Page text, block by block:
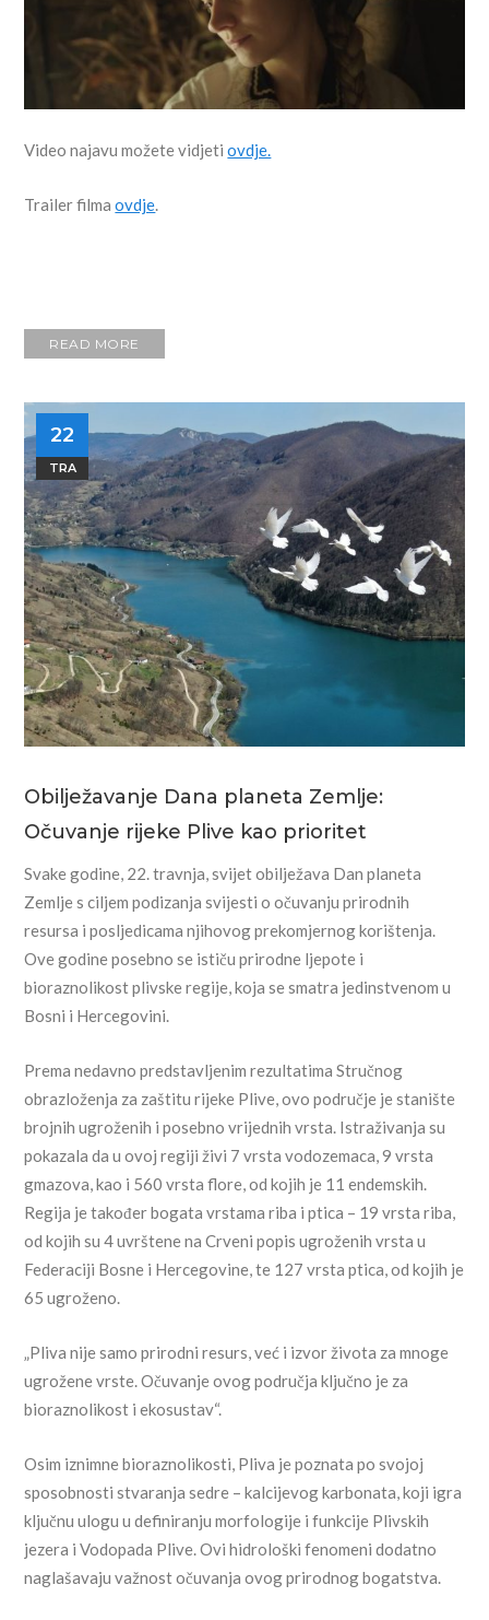
Video najavu možete vidjetiovdje.
Trailer filmaovdje
READ MORE
22
TRA
Obilježavanje Dana planeta Zemlje:
Očuvanje rijeke Plive kao prioritet
Svake godine, 22. travnja, svijet obilježava Dan planeta
Zemlje s ciljem podizanja svijesti o očuvanju prirodnih
resursa i posljedicama njihovog prekomjernog korištenja.
Ove godine posebno se ističu prirodne ljepote i
bioraznolikost plivske regije, koja se smatra jedinstvenom u
Bosni i Hercegovini.
Prema nedavno predstavljenim rezultatima Stručnog
obrazloženja za zaštitu rijeke Plive, ovo područje je stanište
brojnih ugroženih i posebno vrijednih vrsta. Istraživanja su
pokazala da u ovoj regiji živi 7 vrsta vodozemaca, 9 vrsta
gmazova, kao i 560 vrsta flore, od kojih je 11 endemskih.
Regija je također bogata vrstama riba i ptica – 19 vrsta riba,
od kojih su 4 uvrštene na Crveni popis ugroženih vrsta u
Federaciji Bosne i Hercegovine, te 127 vrsta ptica, od kojih je
65 ugroženo.
„Pliva nije samo prirodni resurs, već i izvor života za mnoge
ugrožene vrste. Očuvanje ovog područja ključno je za
bioraznolikost i ekosustav“.
Osim iznimne bioraznolikosti, Pliva je poznata po svojoj
sposobnosti stvaranja sedre – kalcijevog karbonata, koji igra
ključnu ulogu u definiranju morfologije i funkcije Plivskih
jezera i Vodopada Plive. Ovi hidrološki fenomeni dodatno
naglašavaju važnost očuvanja ovog prirodnog bogatstva.